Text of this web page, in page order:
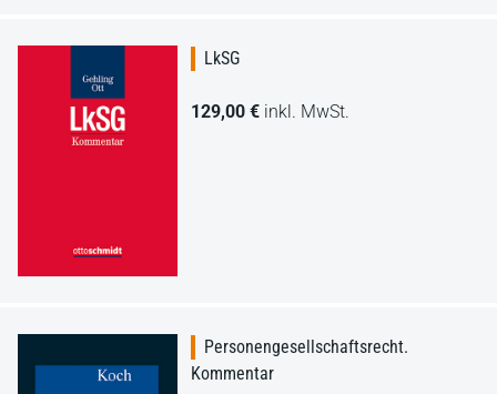
LkSG
129,00 € inkl. MwSt.
Personengesellschaftsrecht.
Kommentar